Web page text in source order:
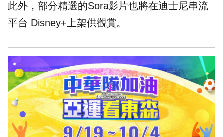
此外，部分精選的Sora影片也將在迪士尼串流
平台 Disney+上架供觀賞。